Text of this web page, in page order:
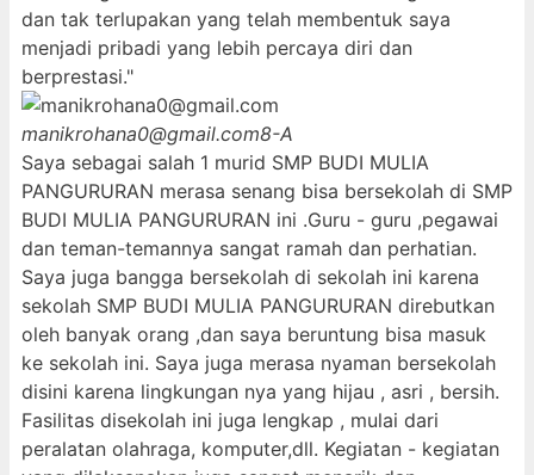
dan tak terlupakan yang telah membentuk saya
menjadi pribadi yang lebih percaya diri dan
berprestasi."
manikrohana0@gmail.com8-A
Saya sebagai salah 1 murid SMP BUDI MULIA
PANGURURAN merasa senang bisa bersekolah di SMP
BUDI MULIA PANGURURAN ini .Guru - guru ,pegawai
dan teman-temannya sangat ramah dan perhatian.
Saya juga bangga bersekolah di sekolah ini karena
sekolah SMP BUDI MULIA PANGURURAN direbutkan
oleh banyak orang ,dan saya beruntung bisa masuk
ke sekolah ini. Saya juga merasa nyaman bersekolah
disini karena lingkungan nya yang hijau , asri , bersih.
Fasilitas disekolah ini juga lengkap , mulai dari
peralatan olahraga, komputer,dll. Kegiatan - kegiatan